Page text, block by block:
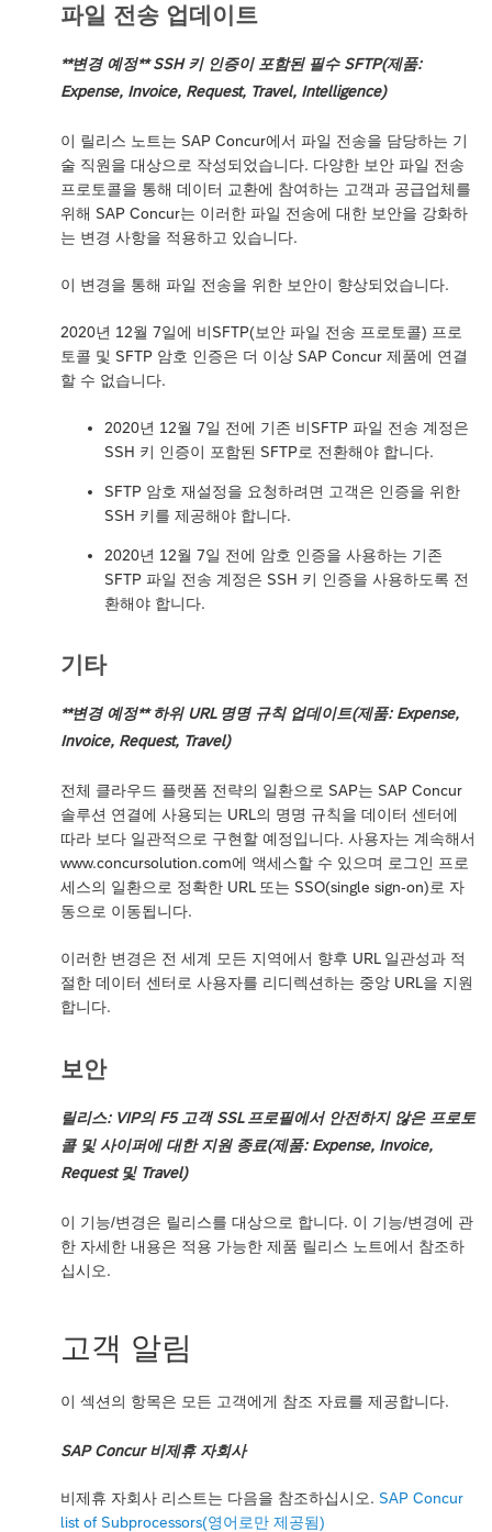
파일 전송 업데이트
**변경 예정** SSH 키 인증이 포함된 필수 SFTP(제품:
Expense, Invoice, Request, Travel, Intelligence)
이 릴리스 노트는 SAP Concur에서 파일 전송을 담당하는 기
술 직원을 대상으로 작성되었습니다. 다양한 보안 파일 전송
프로토콜을 통해 데이터 교환에 참여하는 고객과 공급업체를
위해 SAP Concur는 이러한 파일 전송에 대한 보안을 강화하
는 변경 사항을 적용하고 있습니다.
이 변경을 통해 파일 전송을 위한 보안이 향상되었습니다.
2020년 12월 7일에 비SFTP(보안 파일 전송 프로토콜) 프로
토콜 및 SFTP 암호 인증은 더 이상 SAP Concur 제품에 연결
할 수 없습니다.
2020년 12월 7일 전에 기존 비SFTP 파일 전송 계정은
SSH 키 인증이 포함된 SFTP로 전환해야 합니다.
SFTP 암호 재설정을 요청하려면 고객은 인증을 위한
SSH 키를 제공해야 합니다.
2020년 12월 7일 전에 암호 인증을 사용하는 기존
SFTP 파일 전송 계정은 SSH 키 인증을 사용하도록 전
환해야 합니다.
기타
**변경 예정** 하위 URL 명명 규칙 업데이트(제품: Expense,
Invoice, Request, Travel)
전체 클라우드 플랫폼 전략의 일환으로 SAP는 SAP Concur
솔루션 연결에 사용되는 URL의 명명 규칙을 데이터 센터에
따라 보다 일관적으로 구현할 예정입니다. 사용자는 계속해서
www.concursolution.com에 액세스할 수 있으며 로그인 프로
세스의 일환으로 정확한 URL 또는 SSO(single sign-on)로 자
동으로 이동됩니다.
이러한 변경은 전 세계 모든 지역에서 향후 URL 일관성과 적
절한 데이터 센터로 사용자를 리디렉션하는 중앙 URL을 지원
합니다.
보안
릴리스: VIP의 F5 고객 SSL 프로필에서 안전하지 않은 프로토
콜 및 사이퍼에 대한 지원 종료(제품: Expense, Invoice,
Request 및 Travel)
이 기능/변경은 릴리스를 대상으로 합니다. 이 기능/변경에 관
한 자세한 내용은 적용 가능한 제품 릴리스 노트에서 참조하
십시오.
고객 알림
이 섹션의 항목은 모든 고객에게 참조 자료를 제공합니다.
SAP Concur 비제휴 자회사
비제휴 자회사 리스트는 다음을 참조하십시오. SAP Concur
list of Subprocessors(영어로만 제공됨)